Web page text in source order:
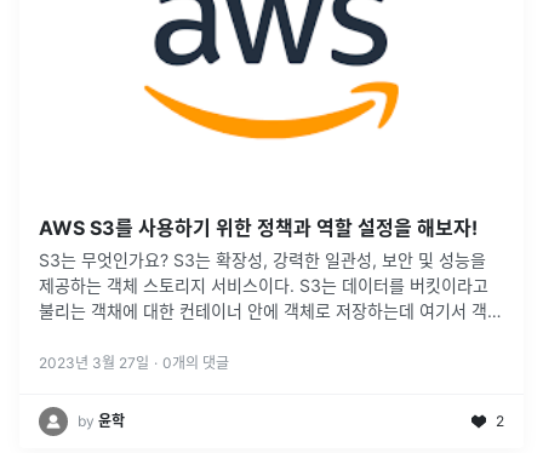
AWS S3를 사용하기 위한 정책과 역할 설정을 해보자!
S3는 무엇인가요? S3는 확장성, 강력한 일관성, 보안 및 성능을
제공하는 객체 스토리지 서비스이다. S3는 데이터를 버킷이라고
불리는 객채에 대한 컨테이너 안에 객체로 저장하는데 여기서 객체
버킷 내 ...
2023년 3월 27일 · 0개의 댓글
by 윤학 2